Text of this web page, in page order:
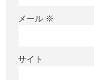
メール ※
サイト